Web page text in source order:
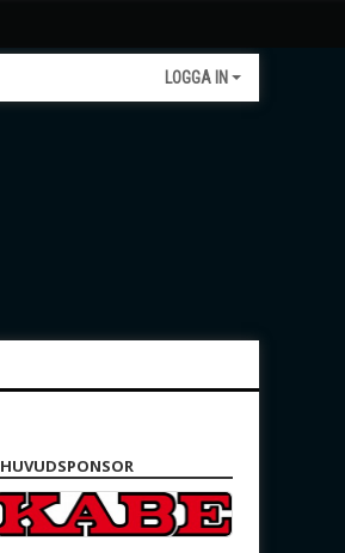
LOGGA IN
HUVUDSPONSOR